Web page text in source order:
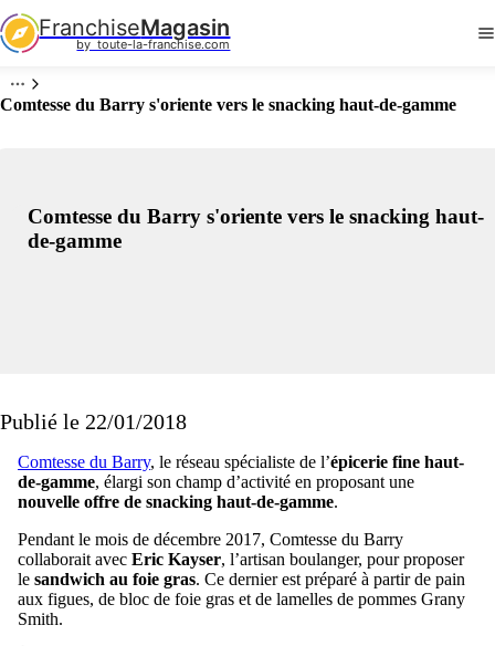
FranchiseMagasin
by  toute-la-franchise.com
Comtesse du Barry s'oriente vers le snacking haut-de-gamme
Comtesse du Barry s'oriente vers le snacking haut-
de-gamme
Publié le 22/01/2018
Comtesse du Barry, le réseau spécialiste de l’épicerie fine haut-
de-gamme, élargi son champ d’activité en proposant une
nouvelle offre de snacking haut-de-gamme.
Pendant le mois de décembre 2017, Comtesse du Barry
collaborait avec Eric Kayser, l’artisan boulanger, pour proposer
le sandwich au foie gras. Ce dernier est préparé à partir de pain
aux figues, de bloc de foie gras et de lamelles de pommes Grany
Smith.